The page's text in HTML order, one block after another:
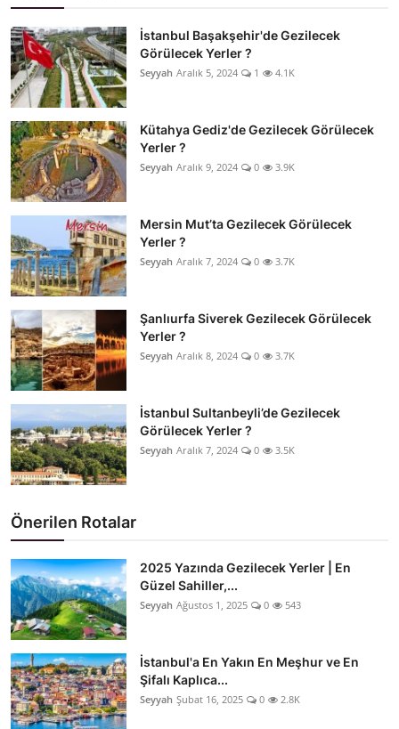
İstanbul Başakşehir'de Gezilecek
Görülecek Yerler ?
Seyyah Aralık 5, 2024 1 4.1K
Kütahya Gediz'de Gezilecek Görülecek
Yerler ?
Seyyah Aralık 9, 2024 0 3.9K
Mersin Mut’ta Gezilecek Görülecek
Yerler ?
Seyyah Aralık 7, 2024 0 3.7K
Şanlıurfa Siverek Gezilecek Görülecek
Yerler ?
Seyyah Aralık 8, 2024 0 3.7K
İstanbul Sultanbeyli’de Gezilecek
Görülecek Yerler ?
Seyyah Aralık 7, 2024 0 3.5K
Önerilen Rotalar
2025 Yazında Gezilecek Yerler | En
Güzel Sahiller,...
Seyyah Ağustos 1, 2025 0 543
İstanbul'a En Yakın En Meşhur ve En
Şifalı Kaplıca...
Seyyah Şubat 16, 2025 0 2.8K